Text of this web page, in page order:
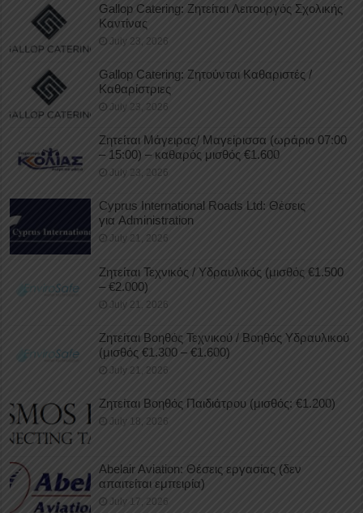
Gallop Catering: Ζητείται Λειτουργός Σχολικής
Καντίνας
July 23, 2026
Gallop Catering: Ζητούνται Καθαριστές /
Καθαρίστριες
July 23, 2026
Ζητείται Μάγειρας/ Μαγείρισσα (ωράριο 07:00
– 15:00) – καθαρός μισθός €1.600
July 23, 2026
Cyprus International Roads Ltd: Θέσεις
για Administration
July 21, 2026
Ζητείται Τεχνικός / Υδραυλικός (μισθός €1.500
– €2.000)
July 21, 2026
Ζητείται Βοηθός Τεχνικού / Βοηθός Υδραυλικού
(μισθός €1.300 – €1.600)
July 21, 2026
Ζητείται Βοηθός Παιδιάτρου (μισθός: €1.200)
July 18, 2026
Abelair Aviation: Θέσεις εργασίας (δεν
απαιτείται εμπειρία)
July 17, 2026